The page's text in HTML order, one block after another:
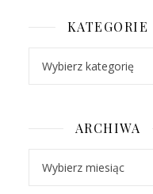
KATEGORIE
ARCHIWA